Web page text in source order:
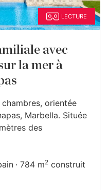
LECTURE
avec
la mer à
orientée
Marbella. Située
des
784 m2 construit